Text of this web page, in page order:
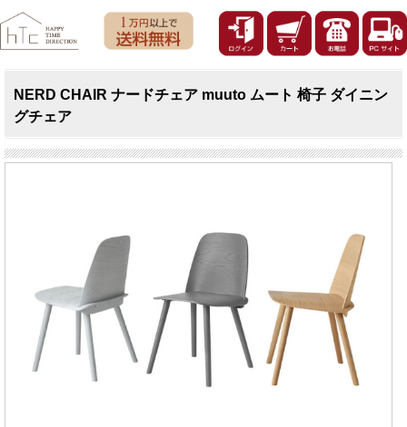
NERD CHAIR ナードチェア muuto ムート 椅子 ダイニン
グチェア